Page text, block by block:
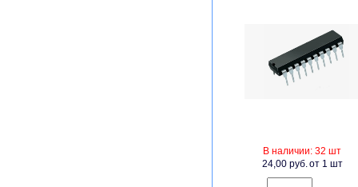
В наличии: 32 шт
24,00 руб.от 1 шт